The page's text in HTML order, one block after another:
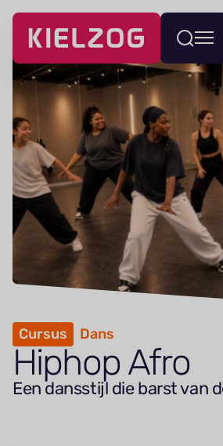
Navigatie
overslaan
Cursus Dans
Hiphop Afro
Een dansstijl die barst van